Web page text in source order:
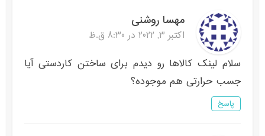
مهسا روشنی
اکتبر 3, 2022 در 8:30 ق.ظ
سلام لینک کالاها رو دیدم برای ساختن کاردستی آیا
جسب حرارتی هم موجوده؟
پاسخ